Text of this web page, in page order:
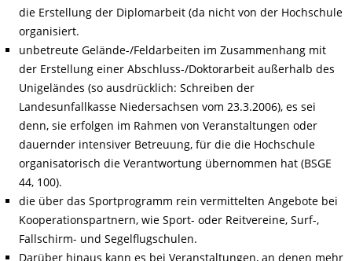
die Erstellung der Diplomarbeit (da nicht von der Hochschule
organisiert.
unbetreute Gelände-/Feldarbeiten im Zusammenhang mit
der Erstellung einer Abschluss-/Doktorarbeit außerhalb des
Unigeländes (so ausdrücklich: Schreiben der
Landesunfallkasse Niedersachsen vom 23.3.2006), es sei
denn, sie erfolgen im Rahmen von Veranstaltungen oder
dauernder intensiver Betreuung, für die die Hochschule
organisatorisch die Verantwortung übernommen hat (BSGE
44, 100).
die über das Sportprogramm rein vermittelten Angebote bei
Kooperationspartnern, wie Sport- oder Reitvereine, Surf-,
Fallschirm- und Segelflugschulen.
Darüber hinaus kann es bei Veranstaltungen, an denen mehr